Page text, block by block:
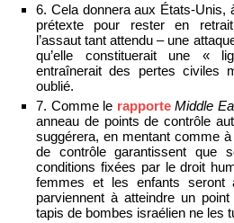
6. Cela donnera aux États-Unis,
prétexte pour rester en
l’assaut tant attendu – une
qu’elle constituerait une «
entraînerait des pertes civiles
oublié.
7. Comme le rapporte Middle
anneau de points de contrôle
suggérera, en mentant comme à
de contrôle garantissent que
conditions fixées par le droit
femmes et les enfants seront
parviennent à atteindre un
tapis de bombes israélien ne les